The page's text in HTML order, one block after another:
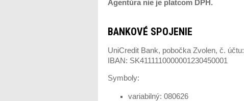
Agentúra nie je platcom DPH.
BANKOVÉ SPOJENIE
UniCredit Bank, pobočka Zvolen, č. účtu:
IBAN: SK4111110000001230450001
Symboly:
variabilný: 080626